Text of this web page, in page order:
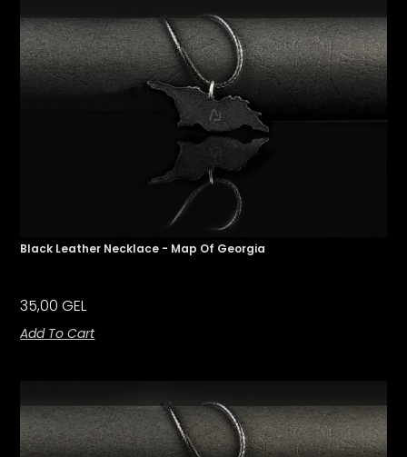
Black Leather Necklace - Map Of Georgia
35,00GEL
Add To Cart